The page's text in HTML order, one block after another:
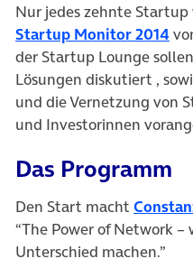
Nur jedes zehnte
Startup Monitor 2014
der Startup Lounge
Lösungen diskutiert ,
und die Vernetzung von
und Investorinnen
Das Programm
Den Start macht
“The Power of Network
Unterschied machen.”